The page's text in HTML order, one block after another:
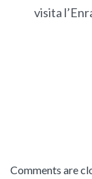
visita
Comments are